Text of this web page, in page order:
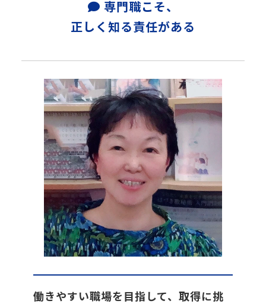
専門職こそ、
正しく知る責任がある
働きやすい職場を目指して、取得に挑